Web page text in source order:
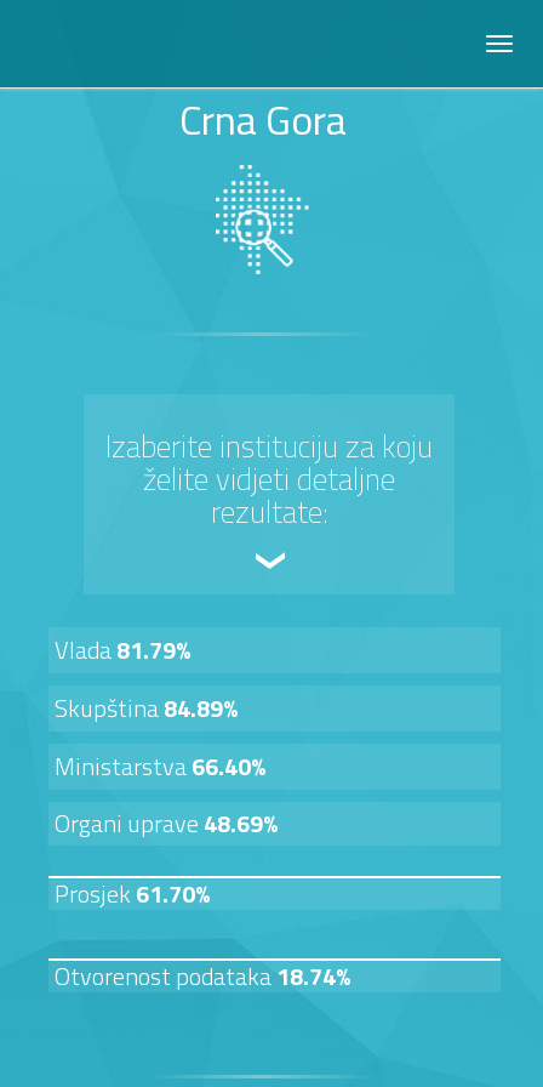
Crna Gora
Izaberite instituciju za koju
želite vidjeti detaljne
rezultate:
Vlada81.79%
Skupština84.89%
Ministarstva66.40%
Organi uprave48.69%
Prosjek61.70%
Otvorenost podataka18.74%